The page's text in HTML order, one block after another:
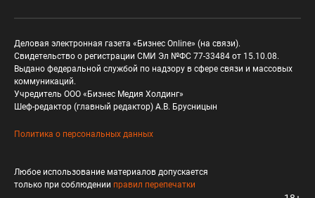
Деловая электронная газета «Бизнес Online» (на связи).
Свидетельство о регистрации СМИ Эл №ФС 77-33484 от 15.10.08.
Выдано федеральной службой по надзору в сфере связи и массовых
коммуникаций.
Учредитель ООО «Бизнес Медия Холдинг»
Шеф-редактор (главный редактор) А.В. Брусницын
Политика о персональных данных
Любое использование материалов допускается
только при соблюдении правил перепечатки